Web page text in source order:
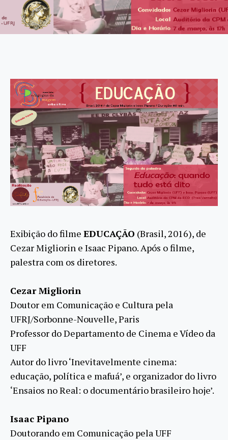
Exibição do filme EDUCAÇÃO (Brasil, 2016), de
Cezar Migliorin e Isaac Pipano. Após o filme,
palestra com os diretores.
Cezar Migliorin
Doutor em Comunicação e Cultura pela
UFRJ/Sorbonne-Nouvelle, Paris
Professor do Departamento de Cinema e Vídeo da
UFF
Autor do livro ‘Inevitavelmente cinema:
educação, política e mafuá’, e organizador do livro
‘Ensaios no Real: o documentário brasileiro hoje’.
Isaac Pipano
Doutorando em Comunicação pela UFF